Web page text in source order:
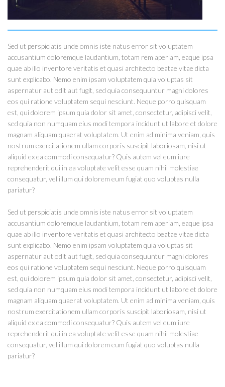
Sed ut perspiciatis unde omnis iste natus error sit voluptatem
accusantium doloremque laudantium, totam rem aperiam, eaque ipsa
quae ab illo inventore veritatis et quasi architecto beatae vitae dicta
sunt explicabo. Nemo enim ipsam voluptatem quia voluptas sit
aspernatur aut odit aut fugit, sed quia consequuntur magni dolores
eos qui ratione voluptatem sequi nesciunt. Neque porro quisquam
est, qui dolorem ipsum quia dolor sit amet, consectetur, adipisci velit,
sed quia non numquam eius modi tempora incidunt ut labore et dolore
magnam aliquam quaerat voluptatem. Ut enim ad minima veniam, quis
nostrum exercitationem ullam corporis suscipit laboriosam, nisi ut
aliquid ex ea commodi consequatur? Quis autem vel eum iure
reprehenderit qui in ea voluptate velit esse quam nihil molestiae
consequatur, vel illum qui dolorem eum fugiat quo voluptas nulla
pariatur?
Sed ut perspiciatis unde omnis iste natus error sit voluptatem
accusantium doloremque laudantium, totam rem aperiam, eaque ipsa
quae ab illo inventore veritatis et quasi architecto beatae vitae dicta
sunt explicabo. Nemo enim ipsam voluptatem quia voluptas sit
aspernatur aut odit aut fugit, sed quia consequuntur magni dolores
eos qui ratione voluptatem sequi nesciunt. Neque porro quisquam
est, qui dolorem ipsum quia dolor sit amet, consectetur, adipisci velit,
sed quia non numquam eius modi tempora incidunt ut labore et dolore
magnam aliquam quaerat voluptatem. Ut enim ad minima veniam, quis
nostrum exercitationem ullam corporis suscipit laboriosam, nisi ut
aliquid ex ea commodi consequatur? Quis autem vel eum iure
reprehenderit qui in ea voluptate velit esse quam nihil molestiae
consequatur, vel illum qui dolorem eum fugiat quo voluptas nulla
pariatur?